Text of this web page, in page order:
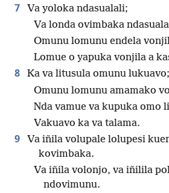
7
Va yoloka ndasualali;
Va londa ovimbaka
Omunu lomunu endela
Lomue o yapuka vonjila a
8
Ka va litusula omunu lukuavo;
Omunu lomunu amamako
Nda vamue va kupuka omo
Vakuavo ka va talama.
9
Va iñila volupale lolupesi
kovimbaka.
Va iñila volonjo, va iñilila
ndovimunu.